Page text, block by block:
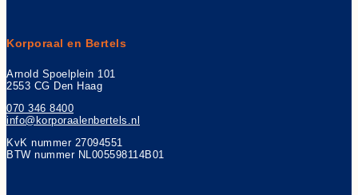
Korporaal en Bertels
Arnold Spoelplein 101
2553 CG Den Haag
070 346 8400
info@korporaalenbertels.nl
KvK nummer 27094551
BTW nummer NL005598114B01